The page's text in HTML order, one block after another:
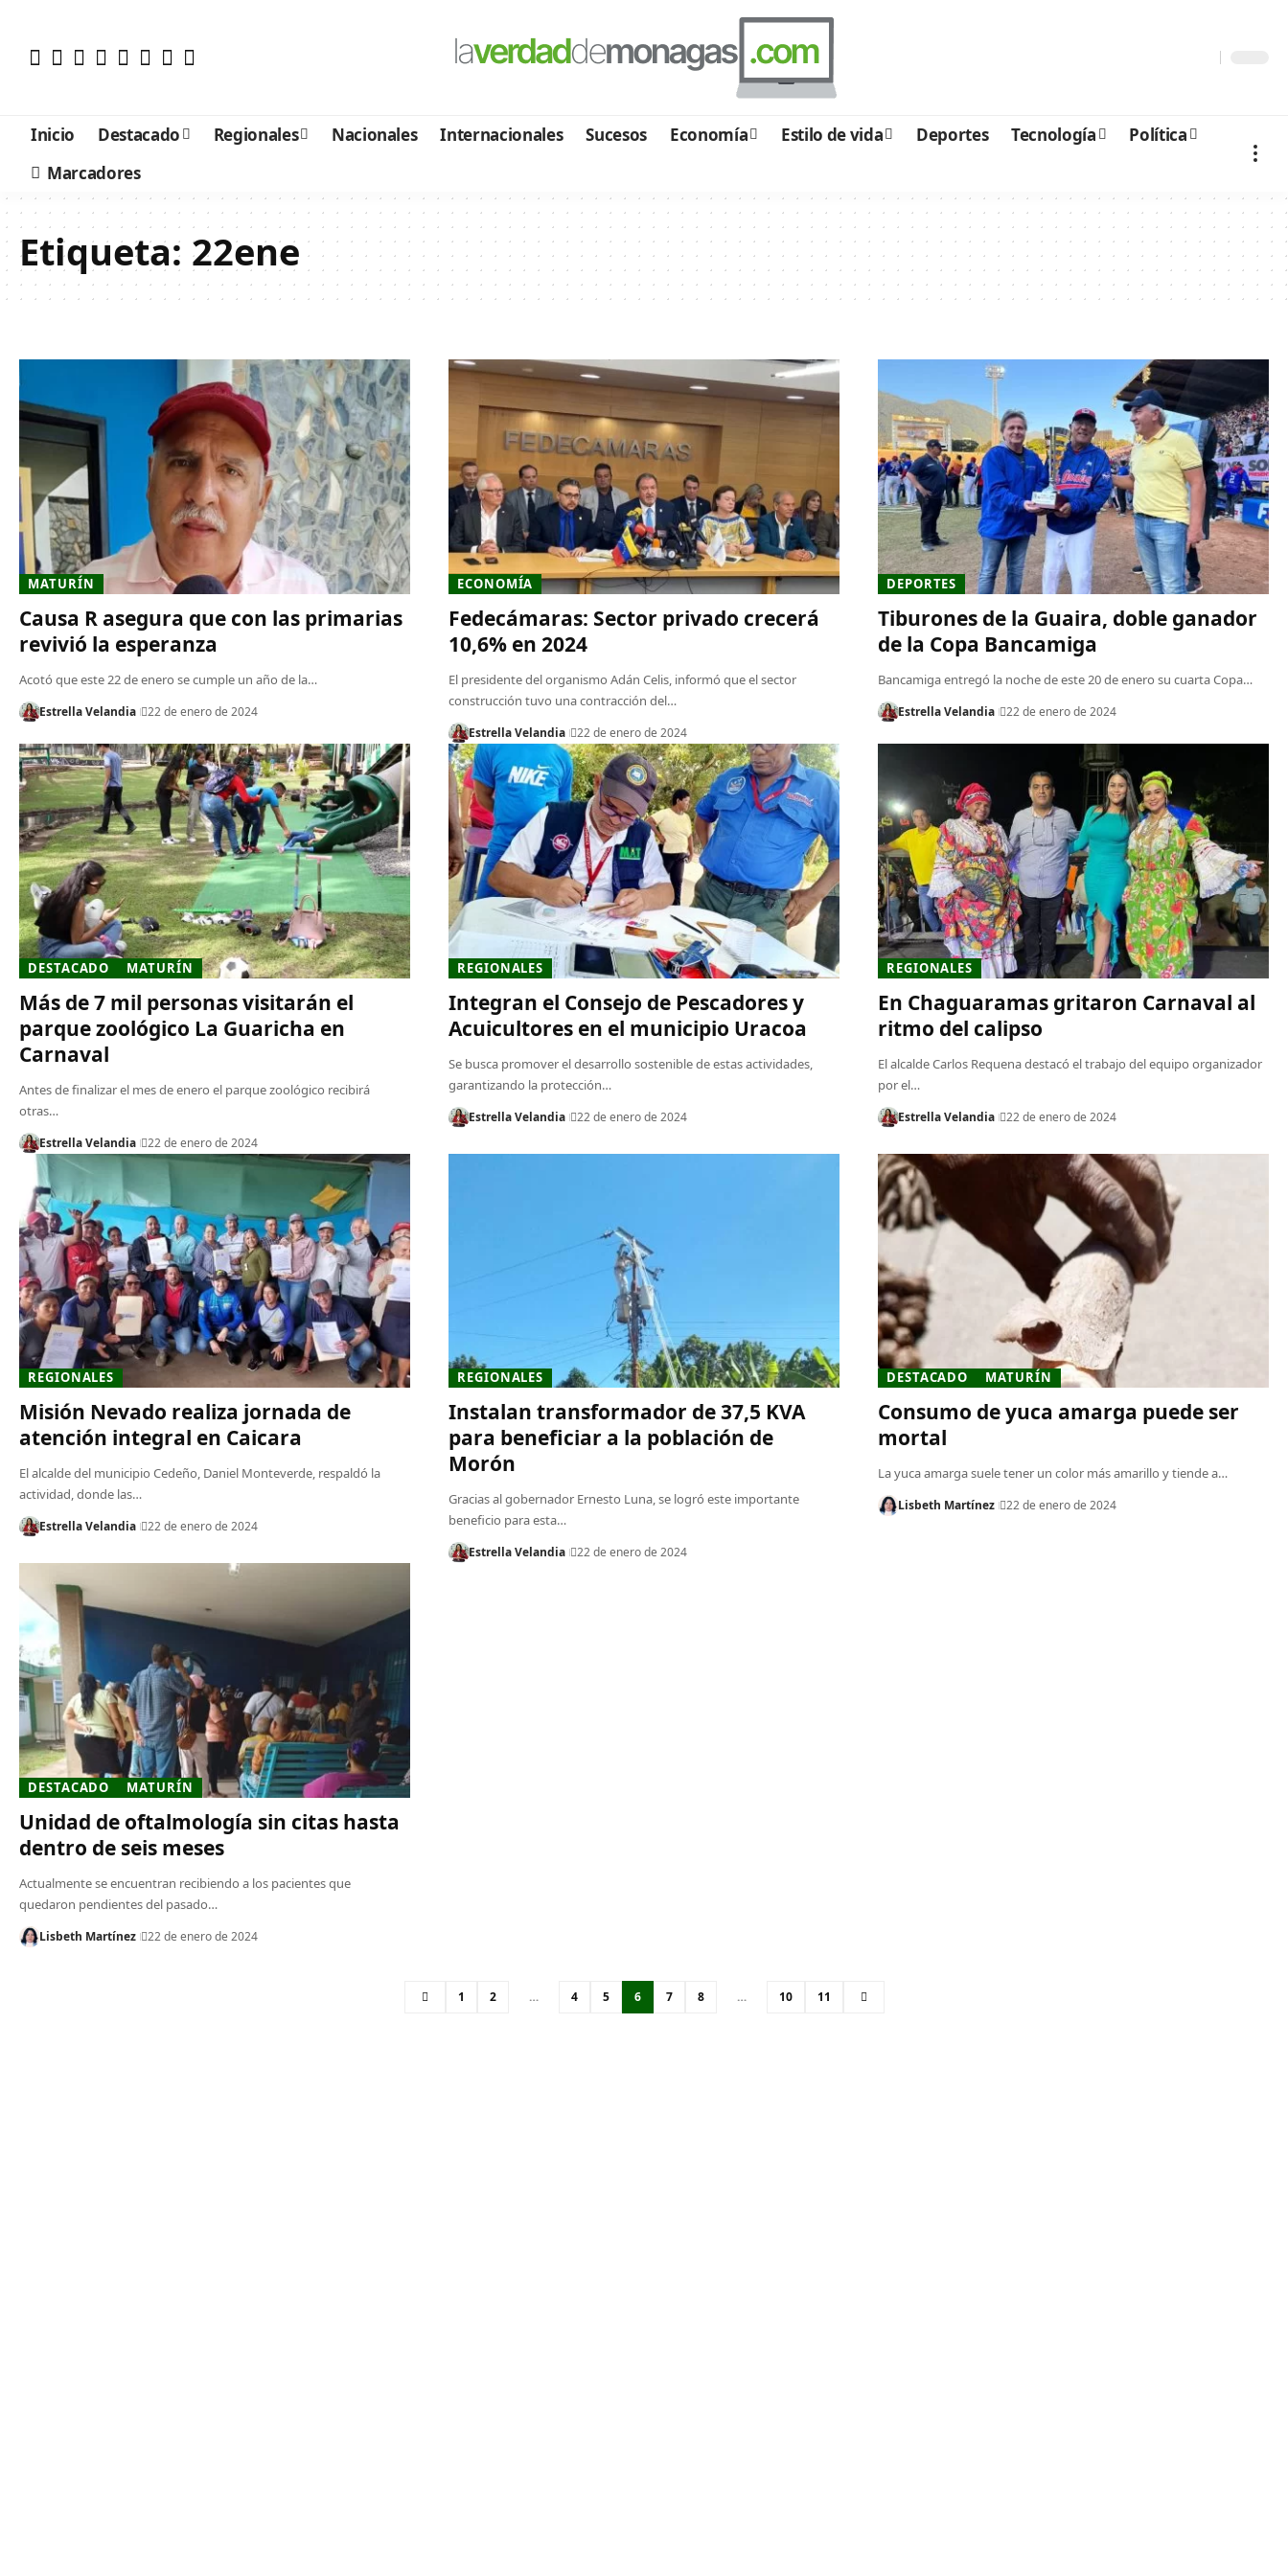
Inicio Destacado Regionales Nacionales Internacionales Sucesos Economía Estilo de vida Deportes Tecnología
Política
Marcadores
Etiqueta: 22ene
MATURÍN
Causa R asegura que con las primarias
revivió la esperanza
Acotó que este 22 de enero se cumple un año de la…
Estrella Velandia 22 de enero de 2024
ECONOMÍA
Fedecámaras: Sector privado crecerá
10,6% en 2024
El presidente del organismo Adán Celis, informó que el sector
construcción tuvo una contracción del…
Estrella Velandia 22 de enero de 2024
DEPORTES
Tiburones de la Guaira, doble ganador
de la Copa Bancamiga
Bancamiga entregó la noche de este 20 de enero su cuarta Copa…
Estrella Velandia 22 de enero de 2024
DESTACADO MATURÍN
Más de 7 mil personas visitarán el
parque zoológico La Guaricha en
Carnaval
Antes de finalizar el mes de enero el parque zoológico recibirá
otras…
Estrella Velandia 22 de enero de 2024
REGIONALES
Integran el Consejo de Pescadores y
Acuicultores en el municipio Uracoa
Se busca promover el desarrollo sostenible de estas actividades,
garantizando la protección…
Estrella Velandia 22 de enero de 2024
REGIONALES
En Chaguaramas gritaron Carnaval al
ritmo del calipso
El alcalde Carlos Requena destacó el trabajo del equipo organizador
por el…
Estrella Velandia 22 de enero de 2024
REGIONALES
Misión Nevado realiza jornada de
atención integral en Caicara
El alcalde del municipio Cedeño, Daniel Monteverde, respaldó la
actividad, donde las…
Estrella Velandia 22 de enero de 2024
REGIONALES
Instalan transformador de 37,5 KVA
para beneficiar a la población de
Morón
Gracias al gobernador Ernesto Luna, se logró este importante
beneficio para esta…
Estrella Velandia 22 de enero de 2024
DESTACADO MATURÍN
Consumo de yuca amarga puede ser
mortal
La yuca amarga suele tener un color más amarillo y tiende a…
Lisbeth Martínez 22 de enero de 2024
DESTACADO MATURÍN
Unidad de oftalmología sin citas hasta
dentro de seis meses
Actualmente se encuentran recibiendo a los pacientes que
quedaron pendientes del pasado…
Lisbeth Martínez 22 de enero de 2024
1 2 … 4 5 6 7 8 … 10 11